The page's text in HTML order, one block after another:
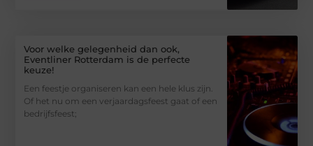
Voor welke gelegenheid dan ook,
Eventliner Rotterdam is de perfecte
keuze!
Een feestje organiseren kan een hele klus zijn.
Of het nu om een verjaardagsfeest gaat of een
bedrijfsfeest;